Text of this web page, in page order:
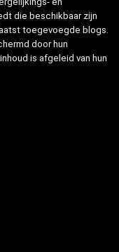
die beschikbaar zijn
toegevoegde blogs.
door hun
is afgeleid van hun